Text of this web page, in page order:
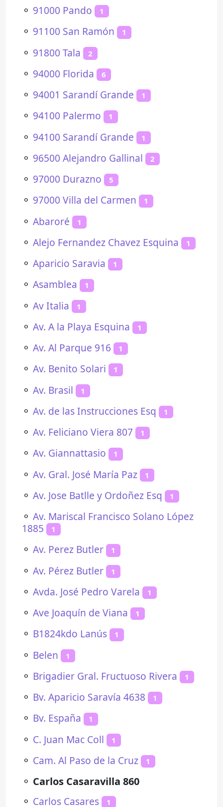
⚬ 91000 Pando 1
⚬ 91100 San Ramón 1
⚬ 91800 Tala 2
⚬ 94000 Florida 6
⚬ 94001 Sarandí Grande 1
⚬ 94100 Palermo 1
⚬ 94100 Sarandí Grande 1
⚬ 96500 Alejandro Gallinal 2
⚬ 97000 Durazno 5
⚬ 97000 Villa del Carmen 1
⚬ Abaroré 1
⚬ Alejo Fernandez Chavez Esquina 1
⚬ Aparicio Saravia 1
⚬ Asamblea 1
⚬ Av Italia 1
⚬ Av. A la Playa Esquina 1
⚬ Av. Al Parque 916 1
⚬ Av. Benito Solari 1
⚬ Av. Brasil 1
⚬ Av. de las Instrucciones Esq 1
⚬ Av. Feliciano Viera 807 1
⚬ Av. Giannattasio 1
⚬ Av. Gral. José María Paz 1
⚬ Av. Jose Batlle y Ordoñez Esq 1
⚬ Av. Mariscal Francisco Solano López
1885
1
⚬ Av. Perez Butler 1
⚬ Av. Pérez Butler 1
⚬ Avda. José Pedro Varela 1
⚬ Ave Joaquín de Viana 1
⚬ B1824kdo Lanús 1
⚬ Belen 1
⚬ Brigadier Gral. Fructuoso Rivera 1
⚬ Bv. Aparicio Saravía 4638 1
⚬ Bv. España 1
⚬ C. Juan Mac Coll 1
⚬ Cam. Al Paso de la Cruz 1
⚬ Carlos Casaravilla 860
⚬ Carlos Casares 1